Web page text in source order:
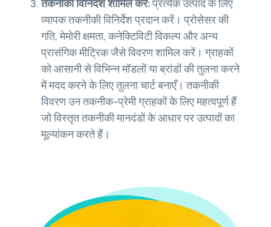
तकनीकी विनिर्देश शामिल करें:प्रत्येक उत्पाद के लिए
व्यापक तकनीकी विनिर्देश प्रदान करें। प्रोसेसर की
गति, मेमोरी क्षमता, कनेक्टिविटी विकल्प और अन्य
प्रासंगिक मीट्रिक जैसे विवरण शामिल करें। ग्राहकों
को आसानी से विभिन्न मॉडलों या ब्रांडों की तुलना करने
में मदद करने के लिए तुलना चार्ट बनाएँ। तकनीकी
विवरण उन तकनीक-प्रेमी ग्राहकों के लिए महत्वपूर्ण हैं
जो विस्तृत तकनीकी मानदंडों के आधार पर उत्पादों का
मूल्यांकन करते हैं।